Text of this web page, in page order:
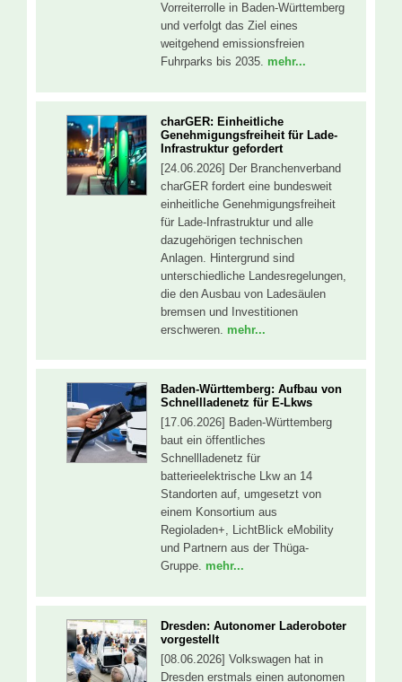
Vorreiterrolle in Baden-Württemberg
und verfolgt das Ziel eines
weitgehend emissionsfreien
Fuhrparks bis 2035. mehr...
charGER: Einheitliche
Genehmigungsfreiheit für Lade-
Infrastruktur gefordert
[24.06.2026] Der Branchenverband
charGER fordert eine bundesweit
einheitliche Genehmigungsfreiheit
für Lade-Infrastruktur und alle
dazugehörigen technischen
Anlagen. Hintergrund sind
unterschiedliche Landesregelungen,
die den Ausbau von Ladesäulen
bremsen und Investitionen
erschweren. mehr...
Baden-Württemberg: Aufbau von
Schnellladenetz für E-Lkws
[17.06.2026] Baden-Württemberg
baut ein öffentliches
Schnellladenetz für
batterieelektrische Lkw an 14
Standorten auf, umgesetzt von
einem Konsortium aus
Regioladen+, LichtBlick eMobility
und Partnern aus der Thüga-
Gruppe. mehr...
Dresden: Autonomer Laderoboter
vorgestellt
[08.06.2026] Volkswagen hat in
Dresden erstmals einen autonomen